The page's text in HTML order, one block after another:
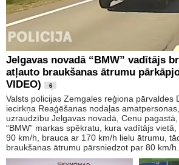
Jelgavas novadā “BMW” vadītājs
atļauto braukšanas ātrumu
VIDEO)
6
Valsts policijas Zemgales reģiona pārvaldes
iecirkņa Reaģēšanas nodaļas
uzraudzību Jelgavas novadā, Cenu
“BMW” markas spēkratu, kura vadītājs
90 km/h, brauca ar 170 km/h lielu ātrumu,
braukšanas ātrumu pārsniedzot par 80 km/h.